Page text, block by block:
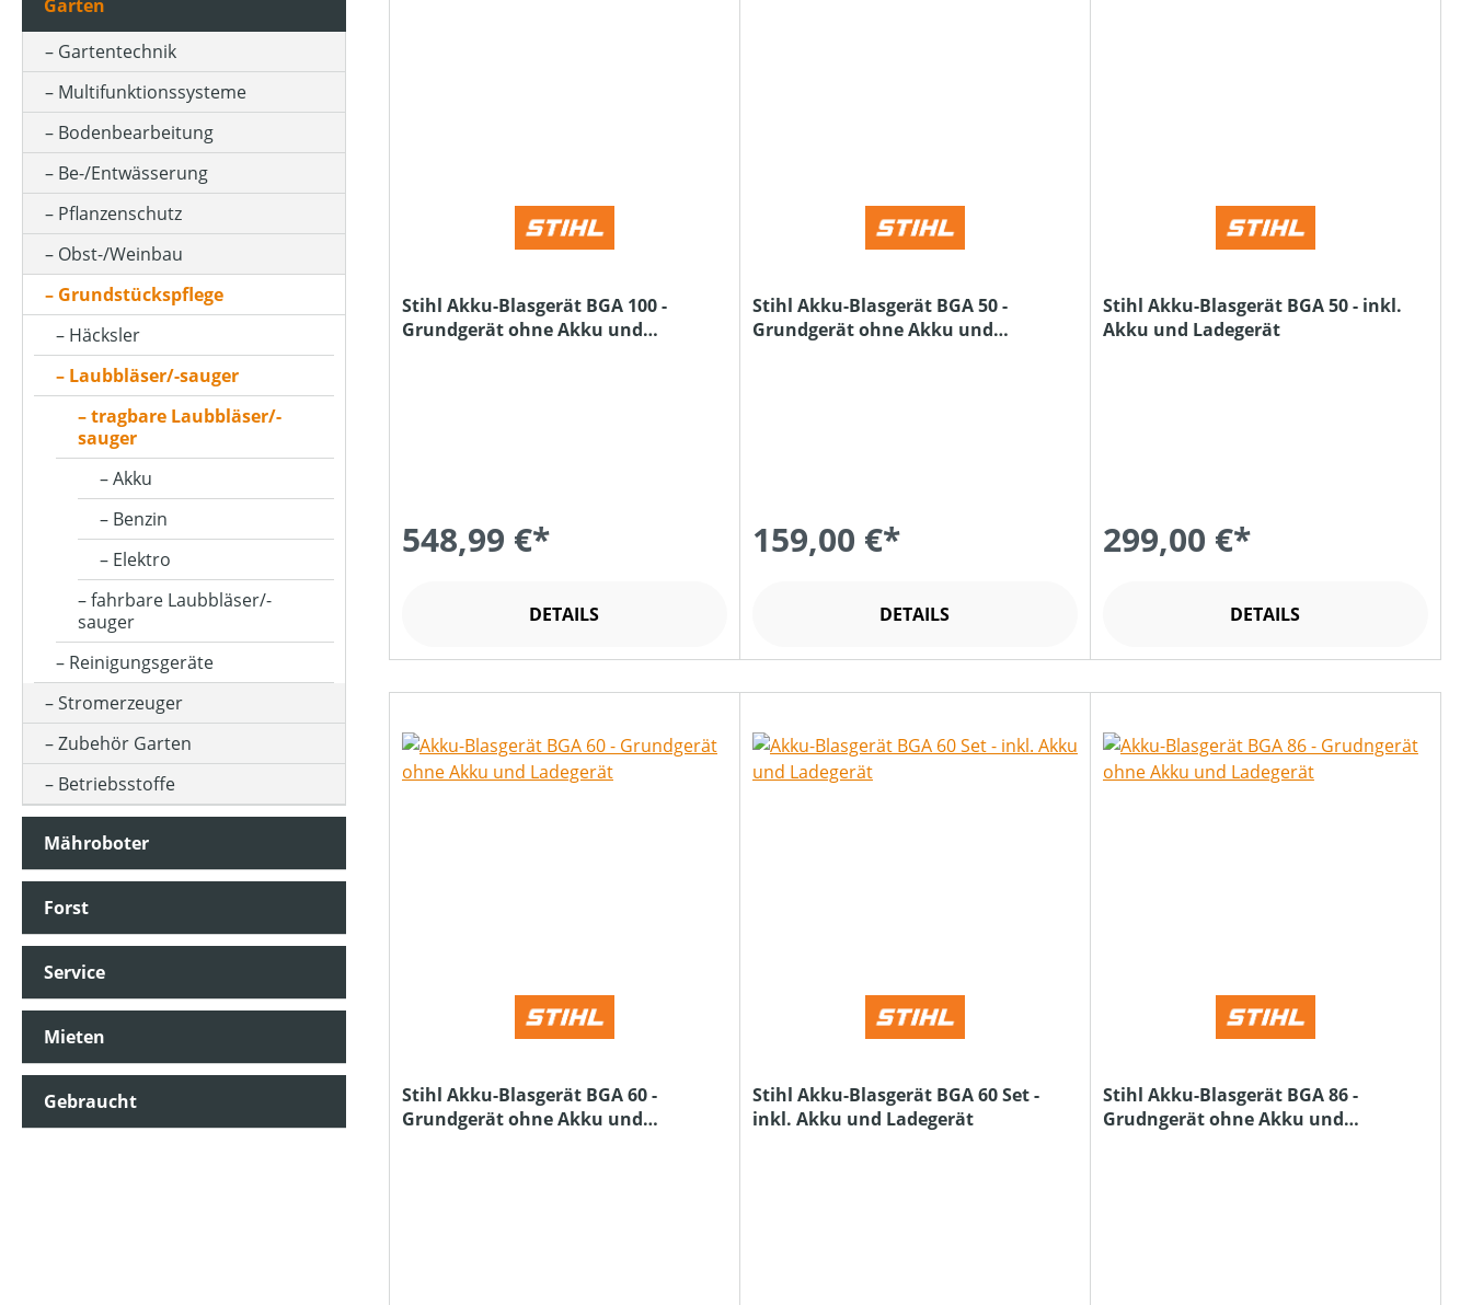
ARBEITSSTUFENANZAHL
ARBEITSZEIT (IN MIN)
BETRIEBSART
FANGSACKVOLUMEN MAX (IN L)
FARBE (GERÄT)
HUBRAUM (IN CM³)
KLASSIFIZIERUNG
LUFTGESCHWINDIGKEIT (IN M/S)
LUFTVOLUMEN (IN M³/H)
MOTORLEISTUNG (IN PS)
MOTORLEISTUNG (IN WATT)
MOTORLEISTUNG (IN KW)
MOTORTYP (HERSTELLERBEZEICHNUNG)
Garten
Gartentechnik
Multifunktionssysteme
Bodenbearbeitung
Be-/Entwässerung
Pflanzenschutz
Obst-/Weinbau
Grundstückspflege
Häcksler
Laubbläser/-sauger
tragbare Laubbläser/-
sauger
Akku
Benzin
Elektro
fahrbare Laubbläser/-
sauger
Reinigungsgeräte
Stromerzeuger
Zubehör Garten
Betriebsstoffe
Mähroboter
Forst
Service
Mieten
Gebraucht
Stihl Akku-Blasgerät BGA 100 -
Grundgerät ohne Akku und
548,99 €*
DETAILS
Stihl Akku-Blasgerät BGA 50 -
Grundgerät ohne Akku und
159,00 €*
DETAILS
Stihl Akku-Blasgerät BGA 50 - inkl.
Akku und Ladegerät
299,00 €*
DETAILS
Stihl Akku-Blasgerät BGA 60 -
Grundgerät ohne Akku und
Stihl Akku-Blasgerät BGA 60 Set -
inkl. Akku und Ladegerät
Stihl Akku-Blasgerät BGA 86 -
Grudngerät ohne Akku und